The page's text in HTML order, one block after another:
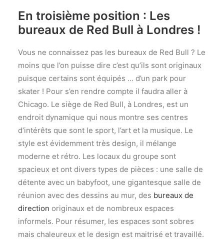
MOBILIER COLLECTIVITÉ
ÉTABLISSEMENTS TOURISTIQUES
SOLUTIONS ACOUSTIQUES
DÉCORATIONS
NOS RÉALISATIONS
CONTACTEZ-NOUS
Une question ? Un projet ? CONTACTEZ-NOUS
CONDITIONS GÉNÉRALES DE VENTE
Recherche
En troisième position : Les
bureaux de Red Bull à Londres !
Vous ne connaissez pas les bureaux de Red Bull ? Le
moins que l’on puisse dire c’est qu’ils sont originaux
puisque certains sont équipés … d’un park pour
skater ! Pour s’en rendre compte il faudra aller à
Chicago. Le siège de Red Bull, à Londres, est un
endroit dynamique qui nous montre ses centres
d’intérêts que sont le sport, l’art et la musique. Le
style est évidemment très design, il mélange
moderne et rétro. Les locaux du groupe sont
spacieux et ont divers types de pièces : une salle de
détente avec un babyfoot, une gigantesque salle de
réunion avec des dessins au mur, des bureaux de
direction originaux et de nombreux espaces
informels. Pour résumer, les espaces sont sobres
mais chaleureux et le design est maitrisé et travaillé.